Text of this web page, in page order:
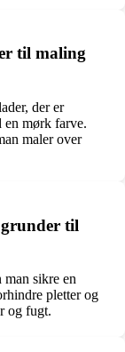
til maling
der er
en mørk farve.
maler over
til
sikre en
pletter og
og fugt.